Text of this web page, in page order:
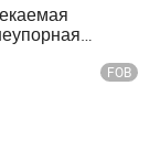
дверь
FOB